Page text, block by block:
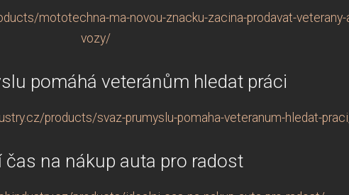
mototechna-ma-novou-znacku-zacina-prodavat-
vozy/
pomáhá veteránům hledat práci
products/svaz-prumyslu-pomaha-veteranum-hledat-
čas na nákup auta pro radost